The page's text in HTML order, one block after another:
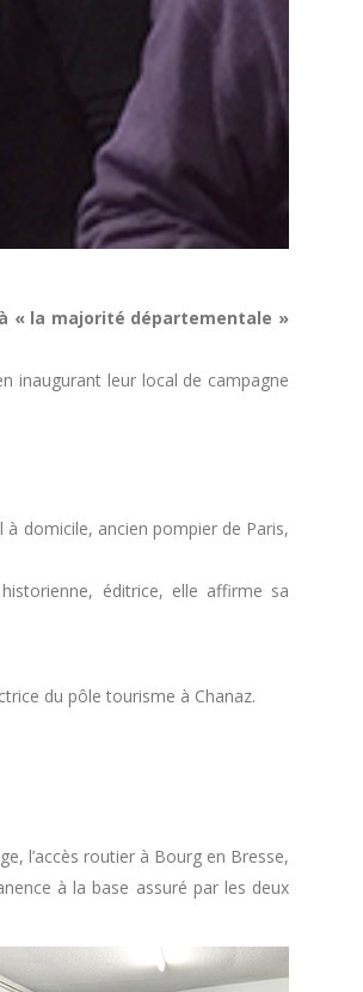
« la majorité départementale »
inaugurant leur local de campagne
domicile, ancien pompier de Paris,
éditrice, elle affirme sa
du pôle tourisme à Chanaz.
l’accès routier à Bourg en Bresse,
à la base assuré par les deux